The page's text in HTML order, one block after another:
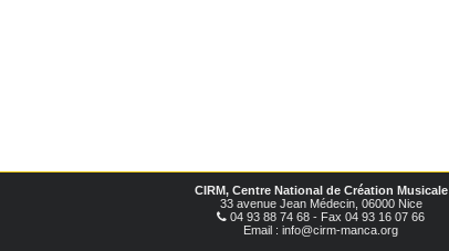
CIRM, Centre National de Création Musicale
33 avenue Jean Médecin, 06000 Nice
04 93 88 74 68 - Fax 04 93 16 07 66
Email : info@cirm-manca.org